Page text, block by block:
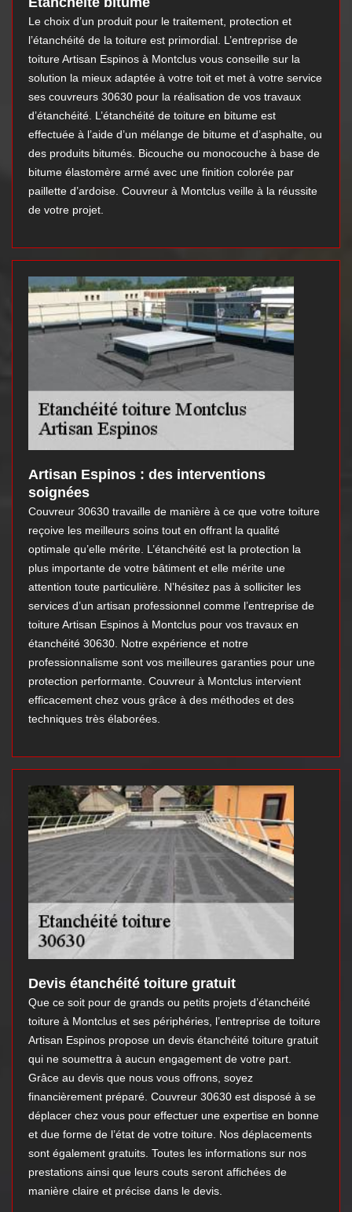
Le choix d’un produit pour le traitement, protection et
l’étanchéité de la toiture est primordial. L’entreprise de
toiture Artisan Espinos à Montclus vous conseille sur la
solution la mieux adaptée à votre toit et met à votre service
ses couvreurs 30630 pour la réalisation de vos travaux
d’étanchéité. L’étanchéité de toiture en bitume est
effectuée à l’aide d’un mélange de bitume et d’asphalte, ou
des produits bitumés. Bicouche ou monocouche à base de
bitume élastomère armé avec une finition colorée par
paillette d’ardoise. Couvreur à Montclus veille à la réussite
de votre projet.
Artisan Espinos : des interventions
soignées
Couvreur 30630 travaille de manière à ce que votre toiture
reçoive les meilleurs soins tout en offrant la qualité
optimale qu’elle mérite. L’étanchéité est la protection la
plus importante de votre bâtiment et elle mérite une
attention toute particulière. N’hésitez pas à solliciter les
services d’un artisan professionnel comme l’entreprise de
toiture Artisan Espinos à Montclus pour vos travaux en
étanchéité 30630. Notre expérience et notre
professionnalisme sont vos meilleures garanties pour une
protection performante. Couvreur à Montclus intervient
efficacement chez vous grâce à des méthodes et des
techniques très élaborées.
Devis étanchéité toiture gratuit
Que ce soit pour de grands ou petits projets d’étanchéité
toiture à Montclus et ses périphéries, l’entreprise de toiture
Artisan Espinos propose un devis étanchéité toiture gratuit
qui ne soumettra à aucun engagement de votre part.
Grâce au devis que nous vous offrons, soyez
financièrement préparé. Couvreur 30630 est disposé à se
déplacer chez vous pour effectuer une expertise en bonne
et due forme de l’état de votre toiture. Nos déplacements
sont également gratuits. Toutes les informations sur nos
prestations ainsi que leurs couts seront affichées de
manière claire et précise dans le devis.